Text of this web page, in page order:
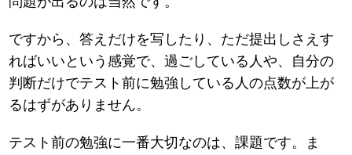
ですから、答えだけを写したり、ただ提出しさえす
ればいいという感覚で、過ごしている人や、自分の
判断だけでテスト前に勉強している人の点数が上が
るはずがありません。
テスト前の勉強に一番大切なのは、課題です。ま